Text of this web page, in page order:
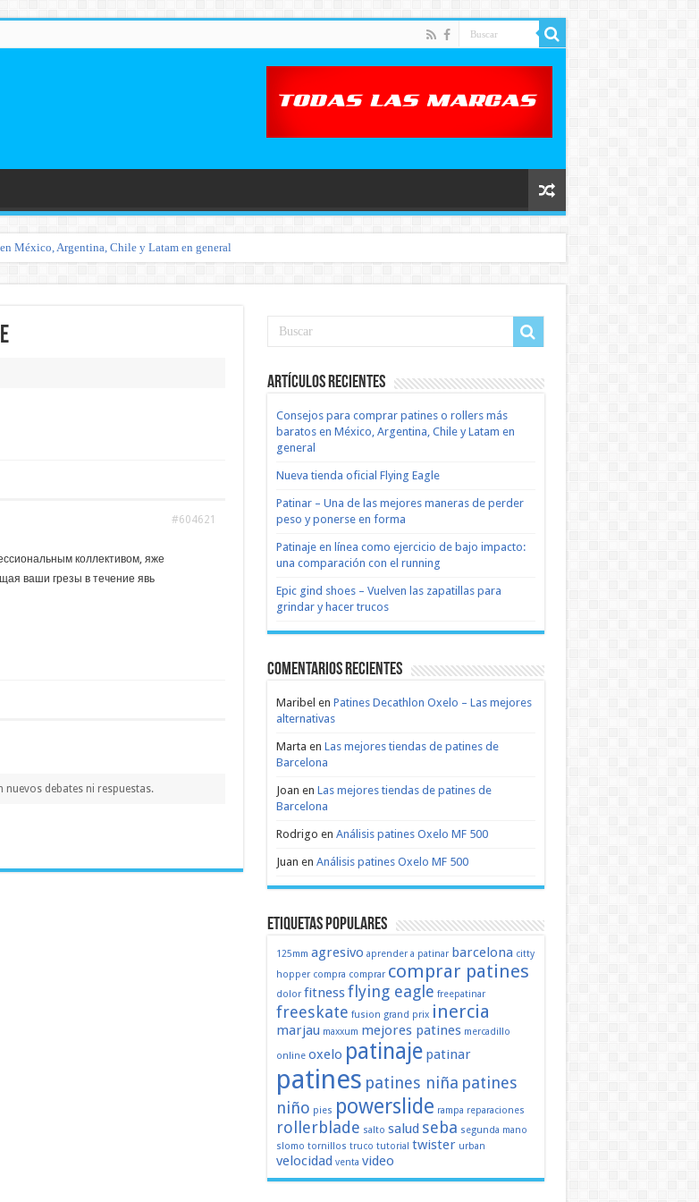
México, Argentina, Chile y Latam en general
#604621
коллективом, яже
ваши грезы в течение явь
nuevos debates ni respuestas.
Artículos recientes
Consejos para comprar patines o rollers más
baratos en México, Argentina, Chile y Latam en
general
Nueva tienda oficial Flying Eagle
Patinar – Una de las mejores maneras de perder
peso y ponerse en forma
Patinaje en línea como ejercicio de bajo impacto:
una comparación con el running
Epic gind shoes – Vuelven las zapatillas para
grindar y hacer trucos
Comentarios recientes
Maribel en Patines Decathlon Oxelo – Las mejores
alternativas
Marta en Las mejores tiendas de patines de
Barcelona
Joan en Las mejores tiendas de patines de
Barcelona
Rodrigo en Análisis patines Oxelo MF 500
Juan en Análisis patines Oxelo MF 500
Etiquetas populares
125mm agresivo aprender a patinar barcelona citty
hopper compra comprar comprar patines
dolor fitnessflying eagle freepatinar
freeskate fusion grand prix inercia
marjau maxxum mejores patines mercadillo
online oxelo patinaje patinar
patines patines niña patines
niño pies powerslide rampa reparaciones
rollerblade salto salud seba segunda mano
slomo tornillos truco tutorial twister urban
velocidad venta video